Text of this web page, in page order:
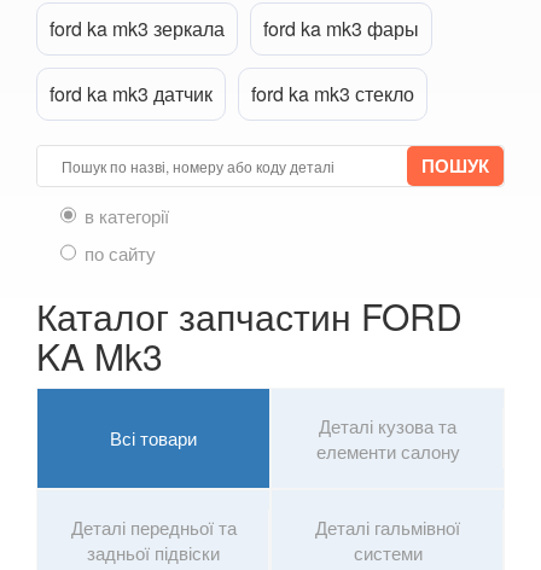
Transit VI (V347/V348)
Transit VII
Transit Connect Mk1 (V227, TC7, PU2)
Transit Connect Mk2
Transit Courier Mk1
Transit Custom Mk1
HONDA
HYUNDAI
ford ka mk3 зеркала ford ka mk3 фары
ford ka mk3 датчик ford ka mk3 стекло
в категорії
по сайту
Каталог запчастин FORD
KA Mk3
Всі товари
Деталі кузова та
елементи салону
Деталі передньої та
задньої підвіски
Деталі гальмівної
системи